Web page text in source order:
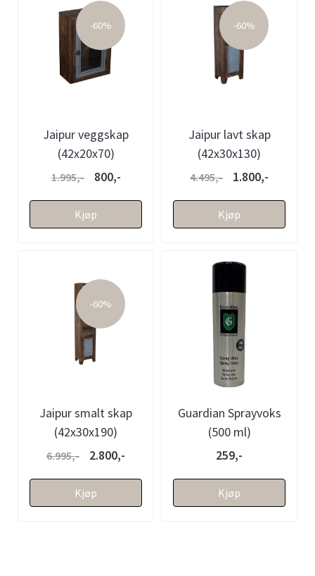
-60%
Jaipur veggskap
(42x20x70)
1.995,- 800,-
Kjøp
-60%
Jaipur lavt skap
(42x30x130)
4.495,- 1.800,-
Kjøp
-60%
Jaipur smalt skap
(42x30x190)
6.995,- 2.800,-
Kjøp
Guardian Sprayvoks
(500 ml)
259,-
Kjøp